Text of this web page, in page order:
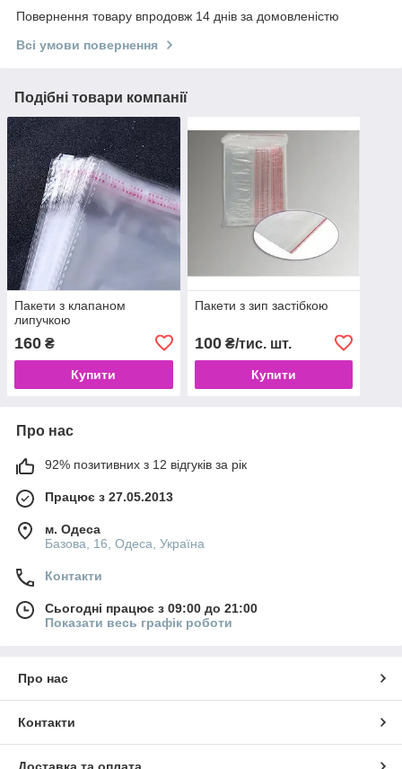
Повернення товару впродовж 14 днів за домовленістю
Всі умови повернення
Подібні товари компанії
Пакети з клапаном
липучкою
160 ₴
Купити
Пакети з зип застібкою
100₴/тис. шт.
Купити
Про нас
92% позитивних з 12 відгуків за рік
Працює з 27.05.2013
м. Одеса
Базова, 16, Одеса, Україна
Контакти
Сьогодні працює з 09:00 до 21:00
Показати весь графік роботи
Про нас
Контакти